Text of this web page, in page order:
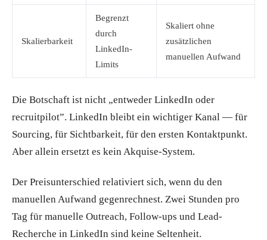
Skalierbarkeit
Begrenzt
durch
LinkedIn-
Limits
Skaliert ohne
zusätzlichen
manuellen Aufwand
Die Botschaft ist nicht „entweder LinkedIn oder
recruitpilot”. LinkedIn bleibt ein wichtiger Kanal — für
Sourcing, für Sichtbarkeit, für den ersten Kontaktpunkt.
Aber allein ersetzt es kein Akquise-System.
Der Preisunterschied relativiert sich, wenn du den
manuellen Aufwand gegenrechnest. Zwei Stunden pro
Tag für manuelle Outreach, Follow-ups und Lead-
Recherche in LinkedIn sind keine Seltenheit.